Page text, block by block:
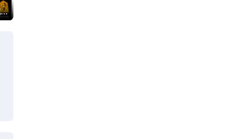
青森ねぶた祭協賛第72回青森花火大会